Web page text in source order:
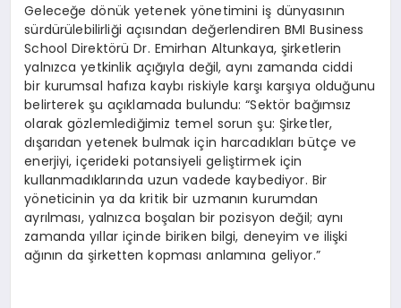
Geleceğe dönük yetenek yönetimini iş dünyasının
sürdürülebilirliği açısından değerlendiren BMI Business
School Direktörü Dr. Emirhan Altunkaya, şirketlerin
yalnızca yetkinlik açığıyla değil, aynı zamanda ciddi
bir kurumsal hafıza kaybı riskiyle karşı karşıya olduğunu
belirterek şu açıklamada bulundu: “Sektör bağımsız
olarak gözlemlediğimiz temel sorun şu: Şirketler,
dışarıdan yetenek bulmak için harcadıkları bütçe ve
enerjiyi, içerideki potansiyeli geliştirmek için
kullanmadıklarında uzun vadede kaybediyor. Bir
yöneticinin ya da kritik bir uzmanın kurumdan
ayrılması, yalnızca boşalan bir pozisyon değil; aynı
zamanda yıllar içinde biriken bilgi, deneyim ve ilişki
ağının da şirketten kopması anlamına geliyor.”